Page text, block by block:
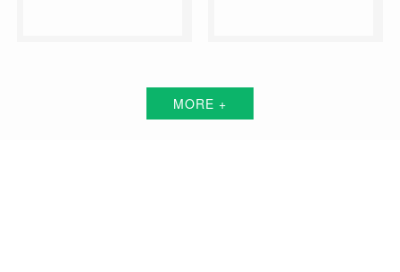
MORE +